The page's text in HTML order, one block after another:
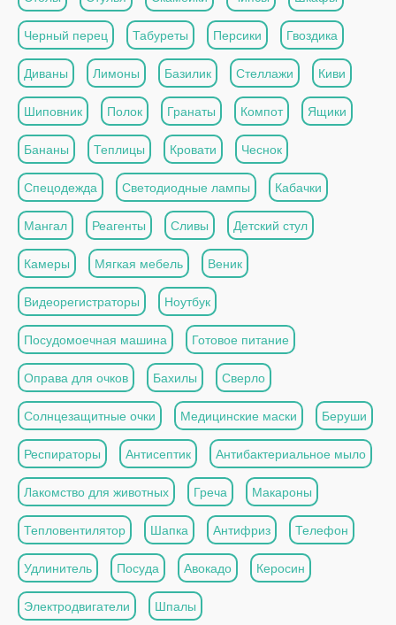
Черный перец Табуреты Персики Гвоздика
Диваны Лимоны Базилик Стеллажи Киви
Шиповник Полок Гранаты Компот Ящики
Бананы Теплицы Кровати Чеснок
Спецодежда Светодиодные лампы Кабачки
Мангал Реагенты Сливы Детский стул
Камеры Мягкая мебель Веник
Видеорегистраторы Ноутбук
Посудомоечная машина Готовое питание
Оправа для очков Бахилы Сверло
Солнцезащитные очки Медицинские маски Беруши
Респираторы Антисептик Антибактериальное мыло
Лакомство для животных Греча Макароны
Тепловентилятор Шапка Антифриз Телефон
Удлинитель Посуда Авокадо Керосин
Электродвигатели Шпалы